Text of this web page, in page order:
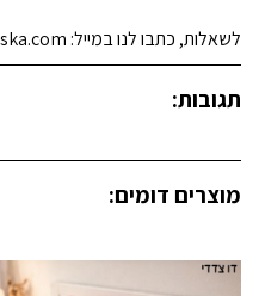
לשאלות, כתבו לנו במייל: info@migvanalaska.com
תגובות:
מוצרים דומים: